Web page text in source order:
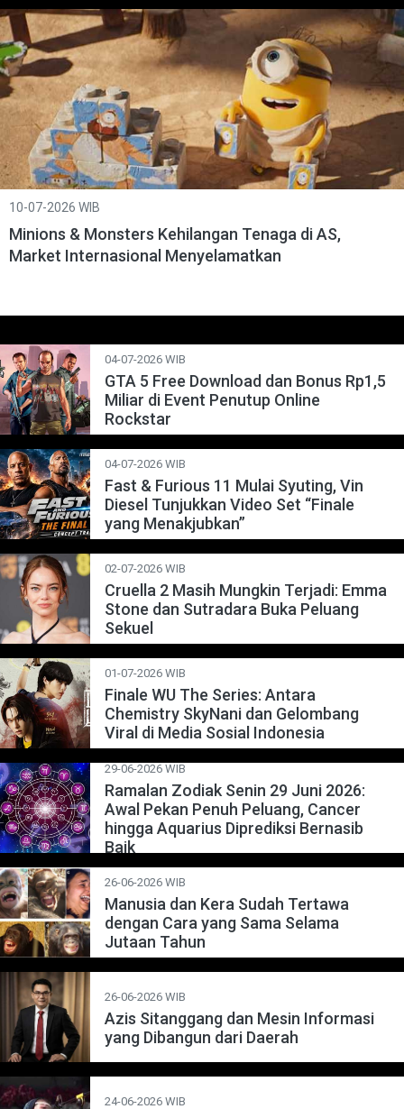
10-07-2026 WIB
Minions & Monsters Kehilangan Tenaga di AS,
Market Internasional Menyelamatkan
04-07-2026 WIB
GTA 5 Free Download dan Bonus Rp1,5
Miliar di Event Penutup Online
Rockstar
04-07-2026 WIB
Fast & Furious 11 Mulai Syuting, Vin
Diesel Tunjukkan Video Set “Finale
yang Menakjubkan”
02-07-2026 WIB
Cruella 2 Masih Mungkin Terjadi: Emma
Stone dan Sutradara Buka Peluang
Sekuel
01-07-2026 WIB
Finale WU The Series: Antara
Chemistry SkyNani dan Gelombang
Viral di Media Sosial Indonesia
29-06-2026 WIB
Ramalan Zodiak Senin 29 Juni 2026:
Awal Pekan Penuh Peluang, Cancer
hingga Aquarius Diprediksi Bernasib
Baik
26-06-2026 WIB
Manusia dan Kera Sudah Tertawa
dengan Cara yang Sama Selama
Jutaan Tahun
26-06-2026 WIB
Azis Sitanggang dan Mesin Informasi
yang Dibangun dari Daerah
24-06-2026 WIB